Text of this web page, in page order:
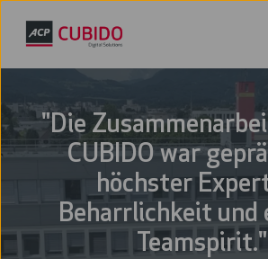
"Die
CUBIDO war
höchster
Beharrlichkeit und
Teamspirit."